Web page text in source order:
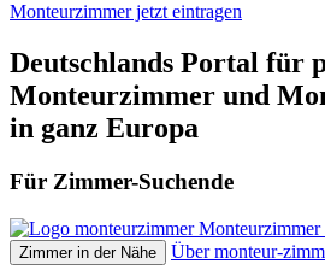
Monteurzimmer jetzt eintragen
Deutschlands Portal für
Monteurzimmer und
in ganz Europa
Für Zimmer-Suchende
Monteurzimmer
Zimmer in der Nähe Über monteur-